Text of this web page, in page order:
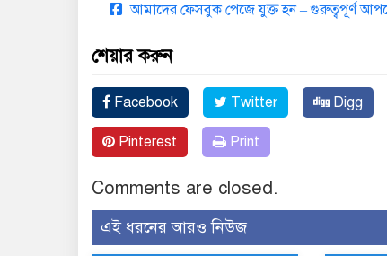
আমাদের ফেসবুক পেজে যুক্ত হন – গুরুত্বপূর্ণ
শেয়ার করুন
Facebook Twitter Digg
Pinterest Print
Comments are closed.
এই ধরনের আরও নিউজ